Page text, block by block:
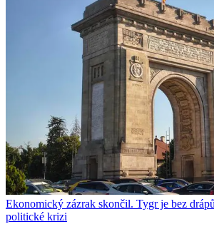
Ekonomický zázrak skončil. Tygr je bez
politické krizi